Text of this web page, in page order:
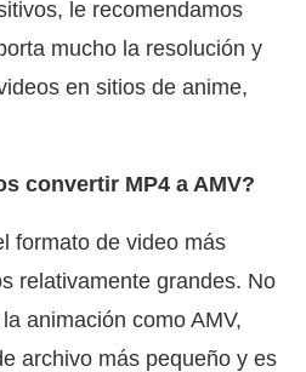
le recomendamos
mucho la resolución y
en sitios de anime,
convertir MP4 a AMV?
formato de video más
relativamente grandes. No
animación como AMV,
archivo más pequeño y es